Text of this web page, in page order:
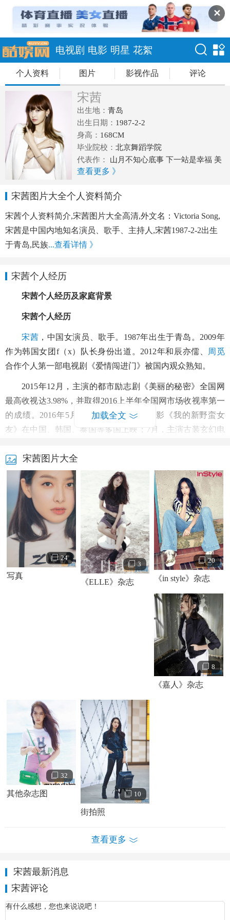
✕
电视剧 电影 明星 花絮
个人资料 图片 影视作品 评论
宋茜
出生地： 青岛
出生日期： 1987-2-2
身高： 168CM
毕业院校： 北京舞蹈学院
代表作：
山月不知心底事 下一站是幸福 美
丽的秘密 幻城
查看更多 》
宋茜图片大全个人资料简介
宋茜个人资料简介,宋茜图片大全高清,外文名：Victoria Song,
宋茜是中国内地知名演员、歌手、主持人,宋茜1987-2-2出生
于青岛,民族...查看详情 》
宋茜个人经历
宋茜个人经历及家庭背景
宋茜个人经历
宋茜 ，中国女演员、歌手。1987年出生于青岛。2009年
作为韩国女团f（x）队长身份出道。2012年和辰亦儒、 周觅
合作个人第一部电视剧《爱情闯进门》被国内观众熟知。
2015年12月，主演的都市励志剧《美丽的秘密》全国网
最高收视达3.98%，并取得2016上半年全国网市场收视率第一
的成绩。2016年5月，主演的爱情喜剧电影《我的新野蛮女
友》在中国、韩国、泰国等多国上映；7月，主演古装玄幻电
演艺事业之外，宋茜热衷于公益事业，多次向联合国儿
童基金会等国际慈善组织捐赠善款，并积极参与救助亚洲、
非洲贫困儿童等公益项目。
进入北京舞蹈学院附中学习舞蹈。附中学习期间，美国国家
地理频道到北舞附中拍摄纪录片，作为普通学生的宋茜被特
写记录下了练习舞蹈片段。
加载全文
宋茜图片大全
24
写真
3
《ELLE》杂志
20
《in style》杂志
8
《嘉人》杂志
32
其他杂志图 10
街拍照
查看更多
宋茜最新消息
宋茜评论